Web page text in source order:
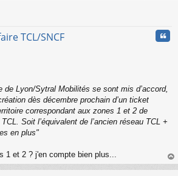
TCL/SNCF
de Lyon/Sytral Mobilités se sont mis d’accord,
dès décembre prochain d’un ticket
correspondant aux zones 1 et 2 de
Soit l’équivalent de l’ancien réseau TCL +
en plus"
1 et 2 ? j'en compte bien plus...
au